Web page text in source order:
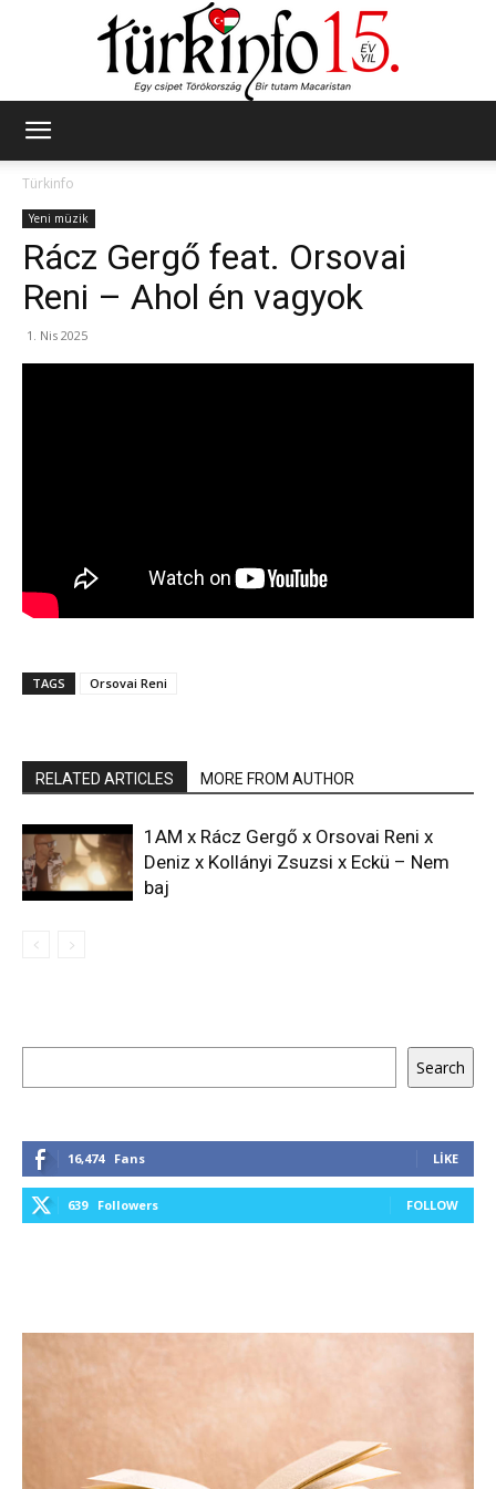
Türkinfo
Yeni müzik
Rácz Gergő feat. Orsovai
Reni – Ahol én vagyok
1. Nis 2025
TAGS Orsovai Reni
RELATED ARTICLES MORE FROM AUTHOR
1AM x Rácz Gergő x Orsovai Reni x
Deniz x Kollányi Zsuzsi x Eckü – Nem
baj
Search
16,474 Fans LIKE
639 Followers FOLLOW